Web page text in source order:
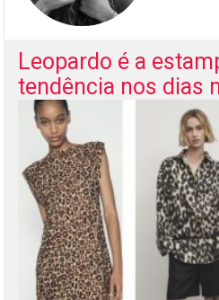
Leopardo é a
tendência nos dias